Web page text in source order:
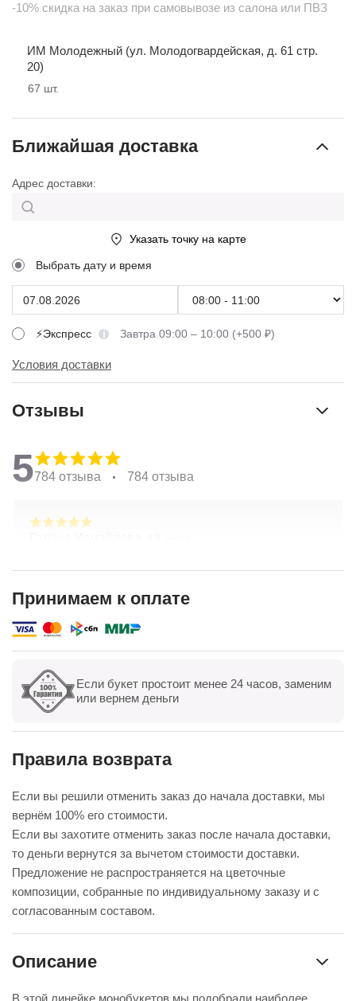
-10% скидка на заказ при самовывозе из салона или ПВЗ
ИМ Молодежный (ул. Молодогвардейская, д. 61 стр.
20)
67 шт.
Ближайшая доставка
Адрес доставки:
Указать точку на карте
Выбрать дату и время
⚡Экспресс Завтра 09:00 – 10:00 (+500 ₽)
Условия доставки
Отзывы
5784 отзыва 784 отзыва
городе, заказываю через приложение. Всегда
доставка. Огромное спасибо за настроение
Показать все Оставить отзыв
Принимаем к оплате
Если букет простоит менее 24 часов, заменим
или вернем деньги
Правила возврата
Если вы решили отменить заказ до начала доставки, мы
вернём 100% его стоимости.
Если вы захотите отменить заказ после начала доставки,
то деньги вернутся за вычетом стоимости доставки.
Предложение не распространяется на цветочные
композиции, собранные по индивидуальному заказу и с
согласованным составом.
Описание
В этой линейке монобукетов мы подобрали наиболее